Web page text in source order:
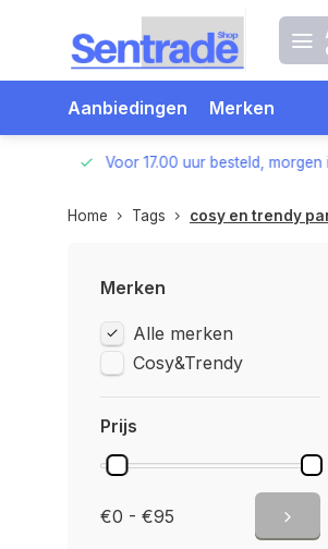
Aanbiedingen Merken
Voor 17.00 uur besteld, morgen
Home Tags cosy en trendy
Merken
Alle merken
Cosy&Trendy
Prijs
€0 - €95